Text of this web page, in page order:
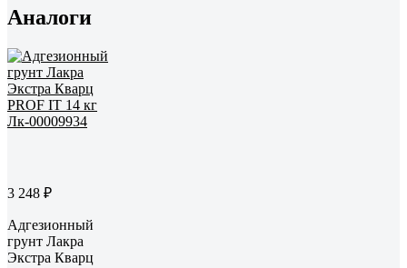
Аналоги
3 248 ₽
Адгезионный
грунт Лакра
Экстра Кварц